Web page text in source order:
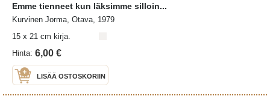
Emme tienneet kun läksimme silloin...
Kurvinen Jorma, Otava, 1979
15 x 21 cm kirja.
Hinta: 6,00 €
LISÄÄ OSTOSKORIIN